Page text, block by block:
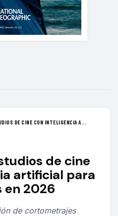
DE CINE CON INTELIGENCIA A...
de cine
artificial para
2026
de cortometrajes